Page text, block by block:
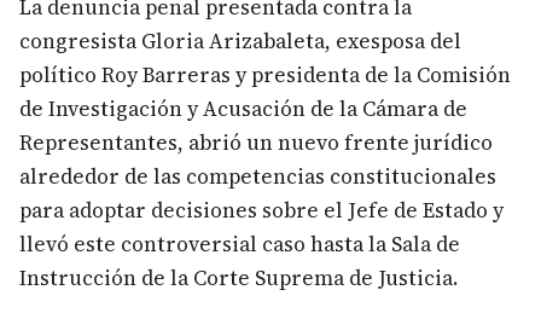
La denuncia penal presentada contra la
congresista Gloria Arizabaleta, exesposa del
político Roy Barreras y presidenta de la Comisión
de Investigación y Acusación de la Cámara de
Representantes, abrió un nuevo frente jurídico
alrededor de las competencias constitucionales
para adoptar decisiones sobre el Jefe de Estado y
llevó este controversial caso hasta la Sala de
Instrucción de la Corte Suprema de Justicia.